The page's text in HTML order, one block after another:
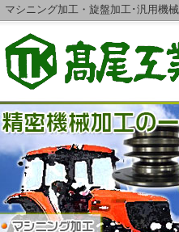
マシニング加工・旋盤加工･汎用機